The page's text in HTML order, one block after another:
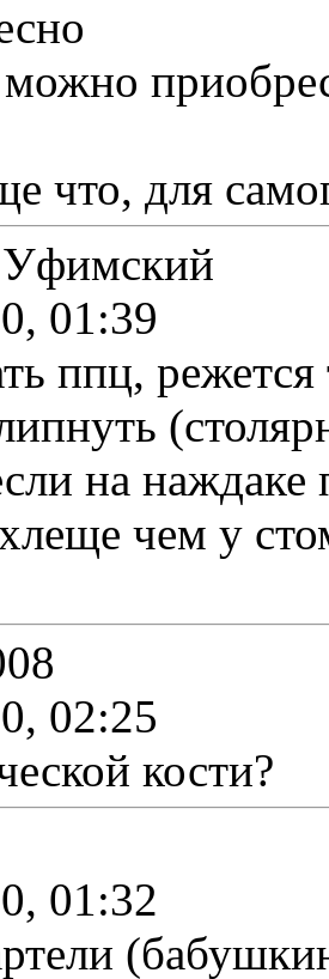
что, для
01:39
ппц,
на наждаке
чем у
02:25
кости?
01:32